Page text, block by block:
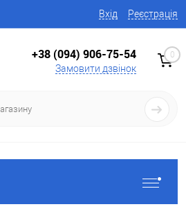
Вхід Реєстрація
+38 (094) 906-75-54
Замовити дзвінок
0